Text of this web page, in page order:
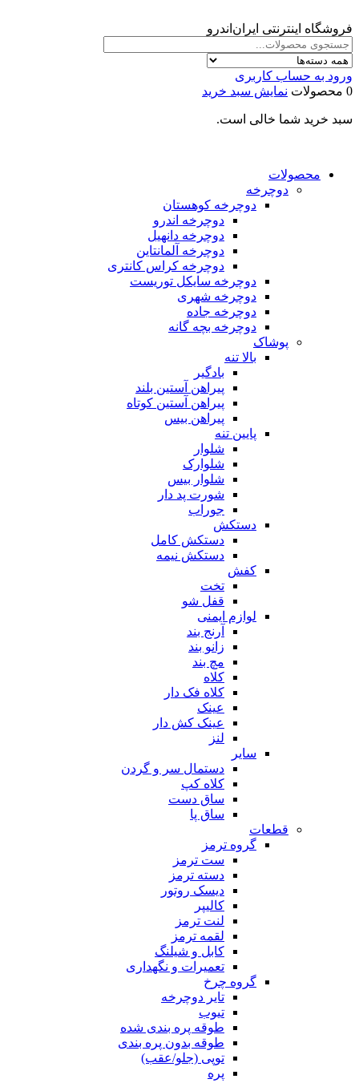
فروشگاه اینترنتی ایران‌اندرو
ورود به حساب کاربری
0 محصولات
نمایش سبد خرید
سبد خرید شما خالی است.
محصولات
دوچرخه
دوچرخه کوهستان
دوچرخه اندرو
دوچرخه دانهیل
دوچرخه آلمانتاین
دوچرخه کراس کانتری
دوچرخه سایکل توریست
دوچرخه شهری
دوچرخه جاده
دوچرخه بچه گانه
پوشاک
بالا تنه
بادگیر
پیراهن آستین بلند
پیراهن آستین کوتاه
پیراهن بیس
پایین تنه
شلوار
شلوارک
شلوار بیس
شورت پد دار
جوراب
دستکش
دستکش کامل
دستکش نیمه
کفش
تخت
قفل شو
لوازم ایمنی
آرنج بند
زانو بند
مچ بند
کلاه
کلاه فک دار
عینک
عینک کش دار
لنز
سایر
دستمال سر و گردن
کلاه کپ
ساق دست
ساق پا
قطعات
گروه ترمز
ست ترمز
دسته ترمز
دیسک روتور
کالیپر
لنت ترمز
لقمه ترمز
کابل و شیلنگ
تعمیرات و نگهداری
گروه چرخ
تایر دوچرخه
تیوب
طوقه پره بندی شده
طوقه بدون پره بندی
توپی (جلو/عقب)
پره